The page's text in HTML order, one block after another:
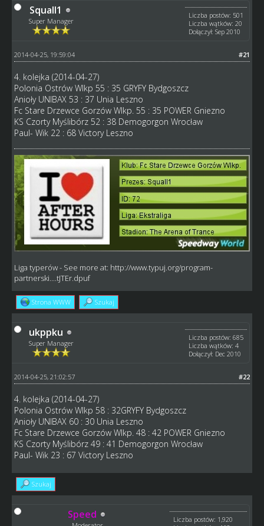
Squall1
Super Manager
Liczba postów: 501
Liczba wątków: 20
Dołączył: Sep 2010
#21
2014-04-25, 19:59:04
4. kolejka (2014-04-27)
Polonia Ostrów Wlkp 55 : 35 GRYFY Bydgoszcz
Anioły UNIBAX 53 : 37 Unia Leszno
Fc Stare Drzewce Gorzów Wlkp. 55 : 35 POWER Gniezno
KS Czorty Myślibórz 52 : 38 Demogorgon Wrocław
Paul- Wik 22 : 68 Victory Leszno
Liga typerów- See more at: http://www.typuj.org/program-
partnerski....tJTEr.dpuf
Strona WWW Szukaj
ukppku
Super Manager
Liczba postów: 685
Liczba wątków: 4
Dołączył: Dec 2010
#22
2014-04-25, 21:02:57
4. kolejka (2014-04-27)
Polonia Ostrów Wlkp 58 : 32GRYFY Bydgoszcz
Anioły UNIBAX 60 : 30 Unia Leszno
Fc Stare Drzewce Gorzów Wlkp. 48 : 42 POWER Gniezno
KS Czorty Myślibórz 49 : 41 Demogorgon Wrocław
Paul- Wik 23 : 67 Victory Leszno
Szukaj
Speed
Liczba postów: 1,920